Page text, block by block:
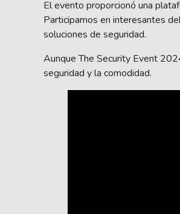
El evento proporcionó una
Participamos en interesantes
soluciones de seguridad.
Aunque The Security Event
seguridad y la comodidad.